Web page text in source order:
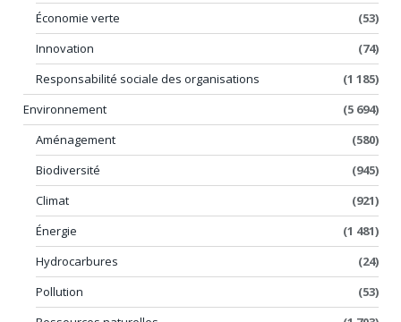
Économie verte
(53)
Innovation
(74)
Responsabilité sociale des organisations
(1 185)
Environnement
(5 694)
Aménagement
(580)
Biodiversité
(945)
Climat
(921)
Énergie
(1 481)
Hydrocarbures
(24)
Pollution
(53)